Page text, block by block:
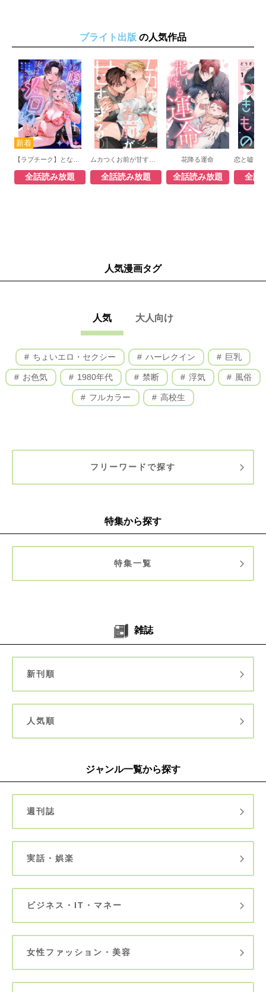
ブライト出版 の人気作品
全話読み放題 全話読み放題
花降る運命
全話読み放題 全話
人気漫画タグ
人気 大人向け
ちょいエロ・セクシー ハーレクイン 巨乳
お色気 1980年代 禁断 浮気 風俗
フルカラー 高校生
フリーワードで探す
特集から探す
特集一覧
雑誌
新刊順
人気順
ジャンル一覧から探す
週刊誌
実話・娯楽
ビジネス・IT・マネー
女性ファッション・美容